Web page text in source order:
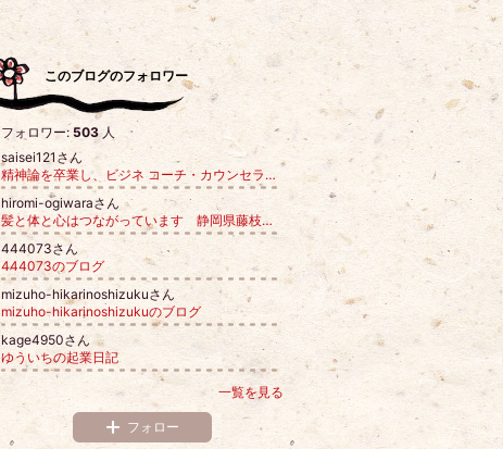
このブログのフォロワー
フォロワー: 503人
saisei121さん
精神論を卒業し、ビジネ コーチ・カウンセラーが「凪（なぎ）」の状態で選ばれ続けるためのブログ
hiromi-ogiwaraさん
髪と体と心はつながっています 静岡県藤枝市美容室アモア
444073さん
444073のブログ
mizuho-hikarinoshizukuさん
mizuho-hikarinoshizukuのブログ
kage4950さん
ゆういちの起業日記
一覧を見る
フォロー